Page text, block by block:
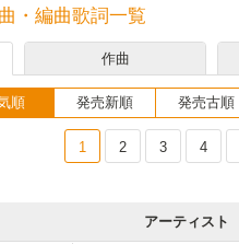
・編曲歌詞一覧
作曲
順 発売新順 発売古順
1 2 3 4
アーティスト